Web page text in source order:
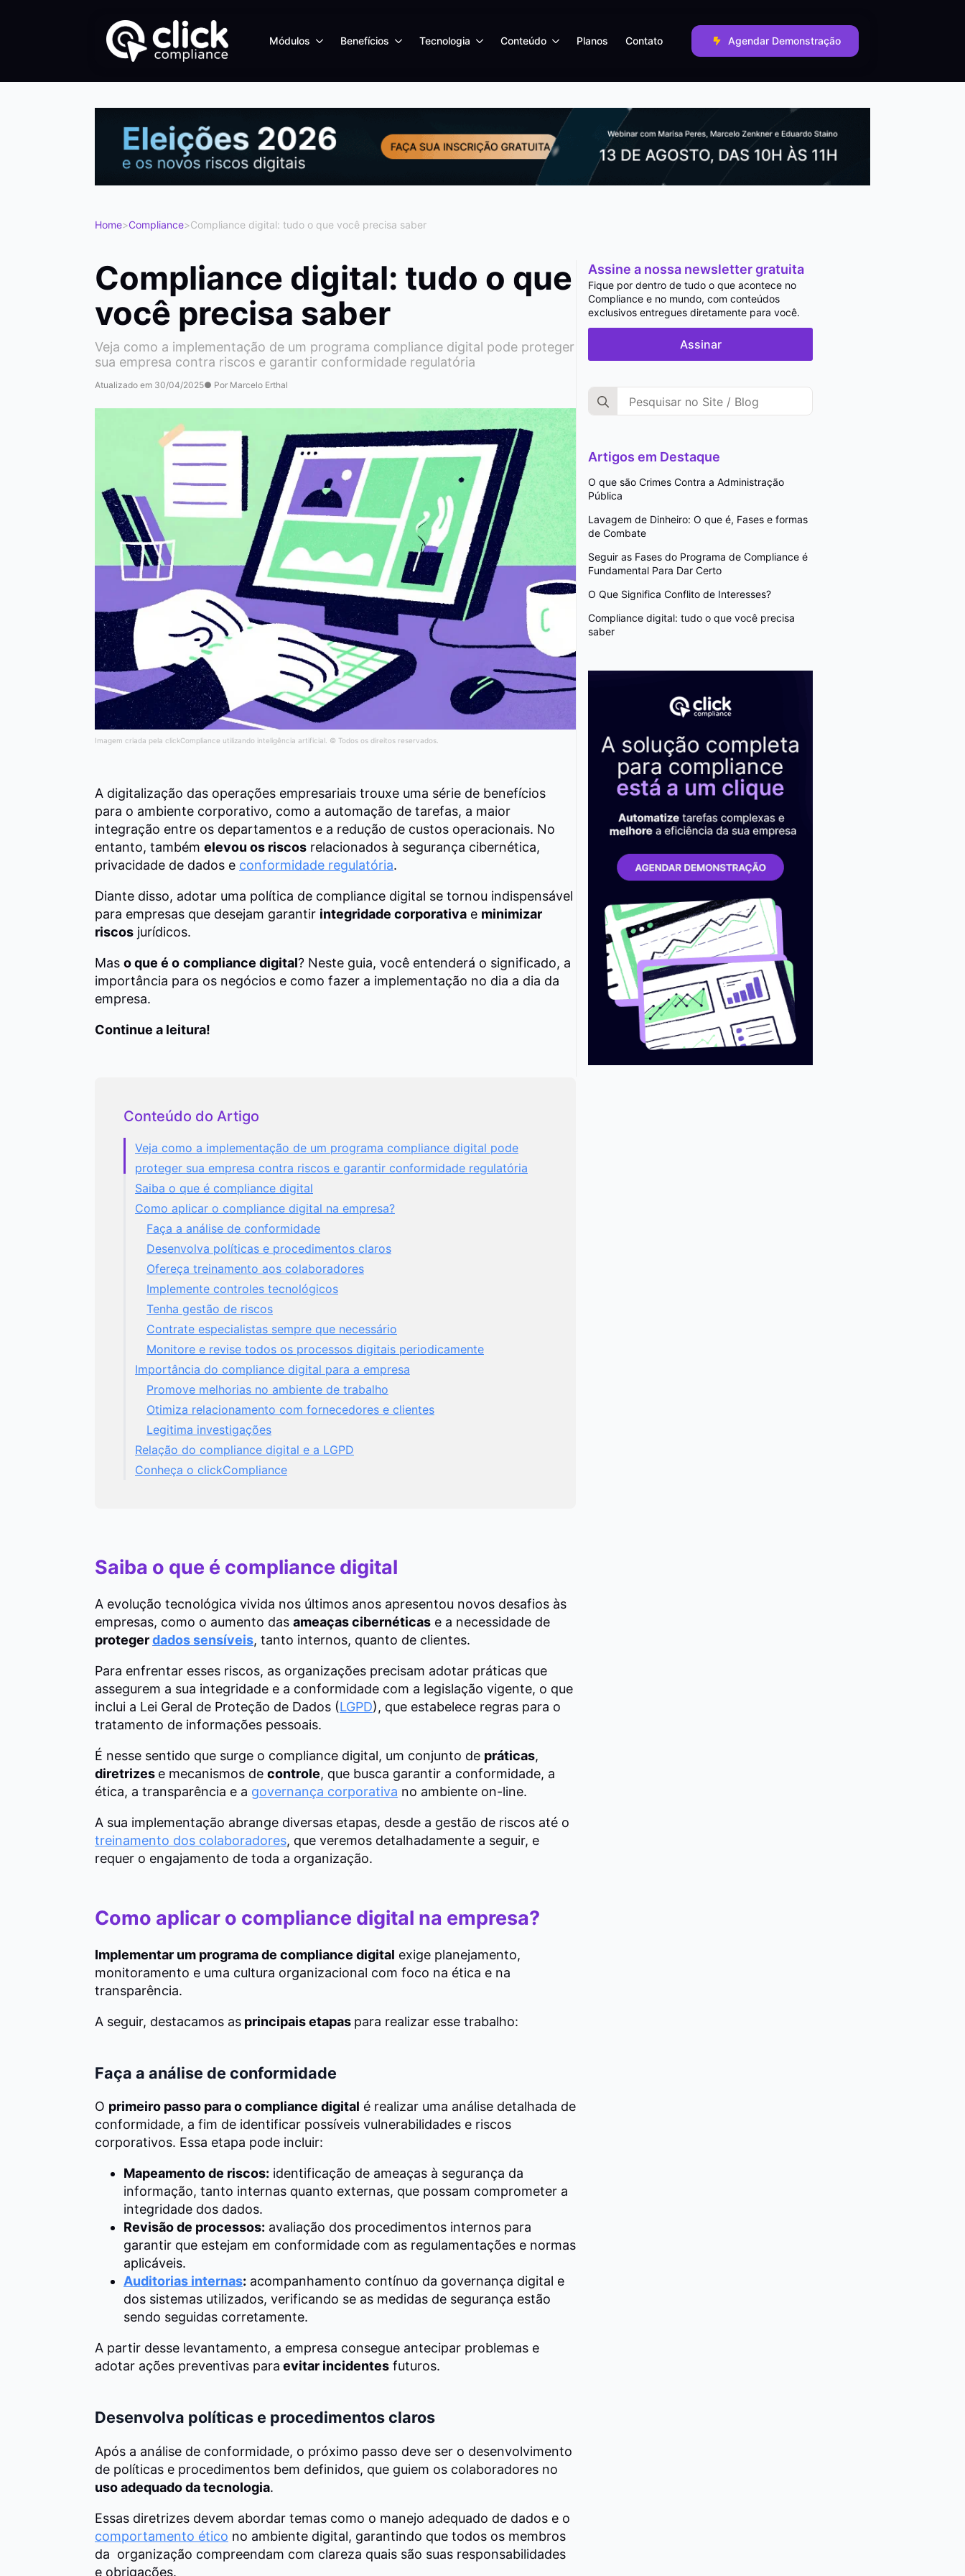
Módulos Benefícios Tecnologia Conteúdo Planos Contato Agendar Demonstração
Home>Compliance>Compliance digital: tudo o que você precisa saber
Compliance digital: tudo o que
você precisa saber
Veja como a implementação de um programa compliance digital pode proteger
sua empresa contra riscos e garantir conformidade regulatória
Atualizado em 30/04/2025● Por Marcelo Erthal
Imagem criada pela clickCompliance utilizando inteligência artificial. © Todos os direitos reservados.
A digitalização das operações empresariais trouxe uma série de benefícios
para o ambiente corporativo, como a automação de tarefas, a maior
integração entre os departamentos e a redução de custos operacionais. No
entanto, também elevou os riscos relacionados à segurança cibernética,
privacidade de dados e conformidade regulatória.
Diante disso, adotar uma política de compliance digital se tornou indispensável
para empresas que desejam garantir integridade corporativa e minimizar
riscos jurídicos.
Mas o que é o compliance digital? Neste guia, você entenderá o significado, a
importância para os negócios e como fazer a implementação no dia a dia da
empresa.
Continue a leitura!
Conteúdo do Artigo
Veja como a implementação de um programa compliance digital pode
proteger sua empresa contra riscos e garantir conformidade regulatória
Saiba o que é compliance digital
Como aplicar o compliance digital na empresa?
Faça a análise de conformidade
Desenvolva políticas e procedimentos claros
Ofereça treinamento aos colaboradores
Implemente controles tecnológicos
Tenha gestão de riscos
Contrate especialistas sempre que necessário
Monitore e revise todos os processos digitais periodicamente
Importância do compliance digital para a empresa
Promove melhorias no ambiente de trabalho
Otimiza relacionamento com fornecedores e clientes
Legitima investigações
Relação do compliance digital e a LGPD
Conheça o clickCompliance
Saiba o que é compliance digital
A evolução tecnológica vivida nos últimos anos apresentou novos desafios às
empresas, como o aumento das ameaças cibernéticas e a necessidade de
protegerdados sensíveis, tanto internos, quanto de clientes.
Para enfrentar esses riscos, as organizações precisam adotar práticas que
assegurem a sua integridade e a conformidade com a legislação vigente, o que
inclui a Lei Geral de Proteção de Dados (LGPD), que estabelece regras para o
tratamento de informações pessoais.
É nesse sentido que surge o compliance digital, um conjunto de práticas,
diretrizes e mecanismos de controle, que busca garantir a conformidade, a
ética, a transparência e a governança corporativa no ambiente on-line.
A sua implementação abrange diversas etapas, desde a gestão de riscos até o
treinamento dos colaboradores, que veremos detalhadamente a seguir, e
requer o engajamento de toda a organização.
Como aplicar o compliance digital na empresa?
Implementar um programa de compliance digital exige planejamento,
monitoramento e uma cultura organizacional com foco na ética e na
transparência.
A seguir, destacamos as principais etapas para realizar esse trabalho:
Faça a análise de conformidade
O primeiro passo para o compliance digital é realizar uma análise detalhada de
conformidade, a fim de identificar possíveis vulnerabilidades e riscos
corporativos. Essa etapa pode incluir:
Mapeamento de riscos: identificação de ameaças à segurança da
informação, tanto internas quanto externas, que possam comprometer a
integridade dos dados.
Revisão de processos: avaliação dos procedimentos internos para
garantir que estejam em conformidade com as regulamentações e normas
aplicáveis.
Auditorias internas: acompanhamento contínuo da governança digital e
dos sistemas utilizados, verificando se as medidas de segurança estão
sendo seguidas corretamente.
A partir desse levantamento, a empresa consegue antecipar problemas e
adotar ações preventivas para evitar incidentes futuros.
Desenvolva políticas e procedimentos claros
Após a análise de conformidade, o próximo passo deve ser o desenvolvimento
de políticas e procedimentos bem definidos, que guiem os colaboradores no
uso adequado da tecnologia.
Essas diretrizes devem abordar temas como o manejo adequado de dados e o
comportamento ético no ambiente digital, garantindo que todos os membros
da organização compreendam com clareza quais são suas responsabilidades
e obrigações.
Assine a nossa newsletter gratuita
Fique por dentro de tudo o que acontece no
Compliance e no mundo, com conteúdos
exclusivos entregues diretamente para você.
Assinar
Search
for:
Artigos em Destaque
O que são Crimes Contra a Administração
Pública
Lavagem de Dinheiro: O que é, Fases e formas
de Combate
Seguir as Fases do Programa de Compliance é
Fundamental Para Dar Certo
O Que Significa Conflito de Interesses?
Compliance digital: tudo o que você precisa
saber